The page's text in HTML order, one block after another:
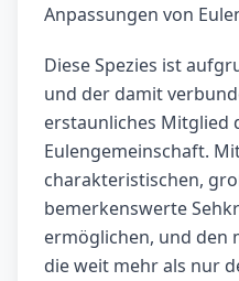
Anpassungen von
Diese Spezies ist
und der damit
erstaunliches Mitglied
Eulengemeinschaft.
charakteristischen,
bemerkenswerte
ermöglichen, und den
die weit mehr als nur